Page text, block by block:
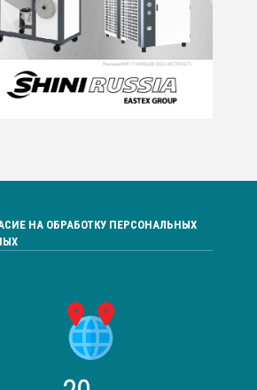
НА ОБРАБОТКУ ПЕРСОНАЛЬНЫХ